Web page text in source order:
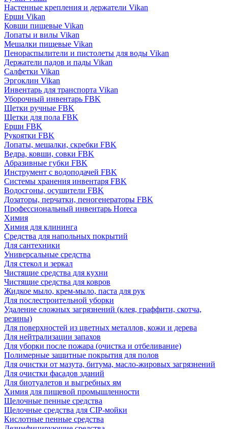
Настенные крепления и держатели Vikan
Ерши Vikan
Ковши пищевые Vikan
Лопаты и вилы Vikan
Мешалки пищевые Vikan
Пенораспылители и пистолеты для воды Vikan
Держатели падов и пады Vikan
Салфетки Vikan
Эргоклин Vikan
Инвентарь для транспорта Vikan
Уборочный инвентарь FBK
Щетки ручные FBK
Щетки для пола FBK
Ерши FBK
Рукоятки FBK
Лопаты, мешалки, скребки FBK
Ведра, ковши, совки FBK
Абразивные губки FBK
Инструмент с водоподачей FBK
Системы хранения инвентаря FBK
Водосгоны, осушители FBK
Дозаторы, перчатки, пеногенераторы FBK
Профессиональный инвентарь Horeca
Химия
Химия для клининга
Средства для напольных покрытий
Для сантехники
Универсальные средства
Для стекол и зеркал
Чистящие средства для кухни
Чистящие средства для ковров
Жидкое мыло, крем-мыло, паста для рук
Для послестроительной уборки
Удаление сложных загрязнений (клея, граффити, скотча,
резины)
Для поверхностей из цветных металлов, кожи и дерева
Для нейтрализации запахов
Для уборки после пожара (очистка и отбеливание)
Полимерные защитные покрытия для полов
Для очистки от мазута, битума, масло-жировых загрязнений
Для очистки фасадов зданий
Для биотуалетов и выгребных ям
Химия для пищевой промышленности
Щелочные пенные средства
Щелочные средства для CIP-мойки
Кислотные пенные средства